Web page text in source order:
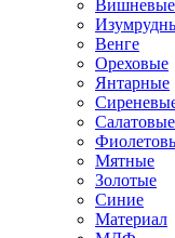
Вишневые
Венге
Ореховые
Янтарные
Салатовые
Мятные
Золотые
Синие
Материал